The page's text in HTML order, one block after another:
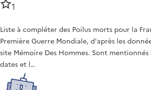
1
Liste à compléter des Poilus morts pour la
Première Guerre Mondiale, d'après les
site Mémoire Des Hommes. Sont mentionnés
dates et l…